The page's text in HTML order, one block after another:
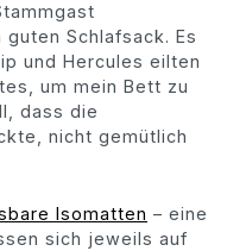
guten Schlafsack. Es
und Hercules eilten
um mein Bett zu
dass die
nicht gemütlich
Isomatten – eine
sich jeweils auf